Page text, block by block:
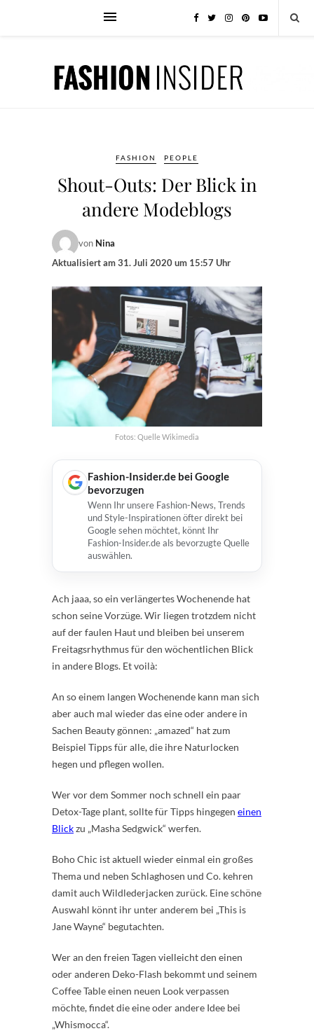
FASHION PEOPLE
Shout-Outs: Der Blick in
andere Modeblogs
von Nina
Aktualisiert am31. Juli 2020 um 15:57 Uhr
Fotos: Quelle Wikimedia
Fashion-Insider.de bei Google
bevorzugen
Wenn Ihr unsere Fashion-News, Trends
und Style-Inspirationen öfter direkt bei
Google sehen möchtet, könnt Ihr
Fashion-Insider.de als bevorzugte Quelle
auswählen.
Ach jaaa, so ein verlängertes Wochenende hat
schon seine Vorzüge. Wir liegen trotzdem nicht
auf der faulen Haut und bleiben bei unserem
Freitagsrhythmus für den wöchentlichen Blick
in andere Blogs. Et voilà:
An so einem langen Wochenende kann man sich
aber auch mal wieder das eine oder andere in
Sachen Beauty gönnen: „amazed“ hat zum
Beispiel Tipps für alle, die ihre Naturlocken
hegen und pflegen wollen.
Wer vor dem Sommer noch schnell ein paar
Detox-Tage plant, sollte für Tipps hingegen einen
Blickzu „Masha Sedgwick“ werfen.
Boho Chic ist aktuell wieder einmal ein großes
Thema und neben Schlaghosen und Co. kehren
damit auch Wildlederjacken zurück. Eine schöne
Auswahl könnt ihr unter anderem bei „This is
Jane Wayne“ begutachten.
Wer an den freien Tagen vielleicht den einen
oder anderen Deko-Flash bekommt und seinem
Coffee Table einen neuen Look verpassen
möchte, findet die eine oder andere Idee bei
„Whismocca“.